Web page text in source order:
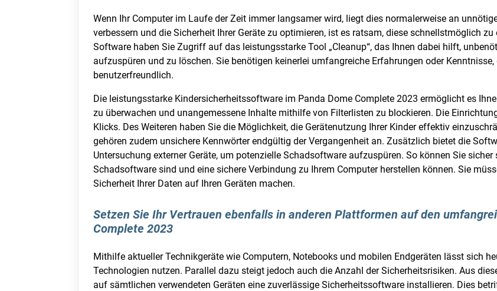
Wenn Ihr Computer im Laufe der Zeit immer langsamer wird, liegt dies normalerweise an
verbessern und die Sicherheit Ihrer Geräte zu optimieren, ist es ratsam, diese schnellstmöglich
Software haben Sie Zugriff auf das leistungsstarke Tool „Cleanup“, das Ihnen dabei hilft,
aufzuspüren und zu löschen. Sie benötigen keinerlei umfangreiche Erfahrungen oder
benutzerfreundlich.
Die leistungsstarke Kindersicherheitssoftware im Panda Dome Complete 2023 ermöglicht es
zu überwachen und unangemessene Inhalte mithilfe von Filterlisten zu blockieren. Die
Klicks. Des Weiteren haben Sie die Möglichkeit, die Gerätenutzung Ihrer Kinder effektiv
gehören zudem unsichere Kennwörter endgültig der Vergangenheit an. Zusätzlich bietet die
Untersuchung externer Geräte, um potenzielle Schadsoftware aufzuspüren. So können Sie
Schadsoftware sind und eine sichere Verbindung zu Ihrem Computer herstellen können. Sie
Sicherheit Ihrer Daten auf Ihren Geräten machen.
Setzen Sie Ihr Vertrauen ebenfalls in anderen Plattformen auf den
Complete 2023
Mithilfe aktueller Technikgeräte wie Computern, Notebooks und mobilen Endgeräten lässt sich
Technologien nutzen. Parallel dazu steigt jedoch auch die Anzahl der Sicherheitsrisiken. Aus
auf sämtlichen verwendeten Geräten eine zuverlässige Sicherheitssoftware installieren. Dies